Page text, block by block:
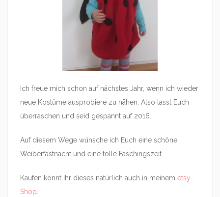
Ich freue mich schon auf nächstes Jahr, wenn ich wieder
neue Kostüme ausprobiere zu nähen. Also lasst Euch
überraschen und seid gespannt auf 2016.
Auf diesem Wege wünsche ich Euch eine schöne
Weiberfastnacht und eine tolle Faschingszeit.
Kaufen könnt ihr dieses natürlich auch in meinem etsy-
Shop